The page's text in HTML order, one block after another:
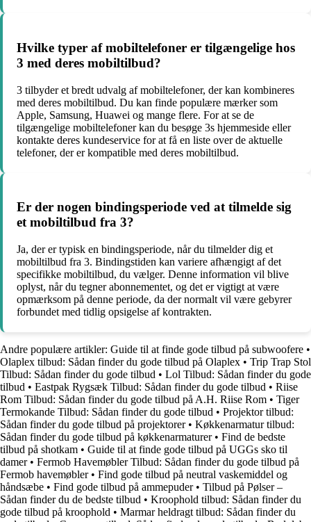
Hvilke typer af mobiltelefoner er tilgængelige hos
3 med deres mobiltilbud?
3 tilbyder et bredt udvalg af mobiltelefoner, der kan kombineres
med deres mobiltilbud. Du kan finde populære mærker som
Apple, Samsung, Huawei og mange flere. For at se de
tilgængelige mobiltelefoner kan du besøge 3s hjemmeside eller
kontakte deres kundeservice for at få en liste over de aktuelle
telefoner, der er kompatible med deres mobiltilbud.
Er der nogen bindingsperiode ved at tilmelde sig
et mobiltilbud fra 3?
Ja, der er typisk en bindingsperiode, når du tilmelder dig et
mobiltilbud fra 3. Bindingstiden kan variere afhængigt af det
specifikke mobiltilbud, du vælger. Denne information vil blive
oplyst, når du tegner abonnementet, og det er vigtigt at være
opmærksom på denne periode, da der normalt vil være gebyrer
forbundet med tidlig opsigelse af kontrakten.
Andre populære artikler: Guide til at finde gode tilbud på subwoofere •
Olaplex tilbud: Sådan finder du gode tilbud på Olaplex • Trip Trap Stol
Tilbud: Sådan finder du gode tilbud • Lol Tilbud: Sådan finder du gode
tilbud • Eastpak Rygsæk Tilbud: Sådan finder du gode tilbud • Riise
Rom Tilbud: Sådan finder du gode tilbud på A.H. Riise Rom • Tiger
Termokande Tilbud: Sådan finder du gode tilbud • Projektor tilbud:
Sådan finder du gode tilbud på projektorer• Køkkenarmatur tilbud:
Sådan finder du gode tilbud på køkkenarmaturer• Find de bedste
tilbud på shotkam • Guide til at finde gode tilbud på UGGs sko til
damer• Fermob Havemøbler Tilbud: Sådan finder du gode tilbud på
Fermob havemøbler• Find gode tilbud på neutral vaskemiddel og
håndsæbe • Find gode tilbud på ammepuder• Tilbud på Pølser –
Sådan finder du de bedste tilbud • Kroophold tilbud: Sådan finder du
gode tilbud på kroophold • Marmar heldragt tilbud: Sådan finder du